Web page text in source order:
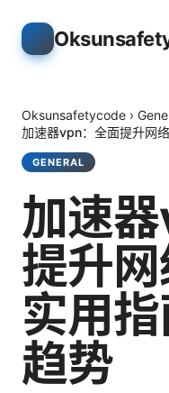
Oksunsafetycode ›
加速器vpn：全面提升网
GENERAL
加速
提升
实用
趋势